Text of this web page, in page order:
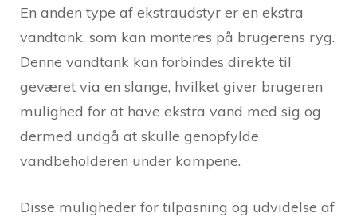
En anden type af ekstraudstyr er en ekstra
vandtank, som kan monteres på brugerens ryg.
Denne vandtank kan forbindes direkte til
geværet via en slange, hvilket giver brugeren
mulighed for at have ekstra vand med sig og
dermed undgå at skulle genopfylde
vandbeholderen under kampene.
Disse muligheder for tilpasning og udvidelse af